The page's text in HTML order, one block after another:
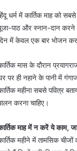
धर्म में कार्तिक माह को
पाठ और स्नान-दान करने से
में केवल एक बार भोजन
मास के दौरान
पर ही नहाने के पानी में
महीना सबसे पवित्र
करना चाहिए।
माह में न करें ये काम,
महीने में तामसिक